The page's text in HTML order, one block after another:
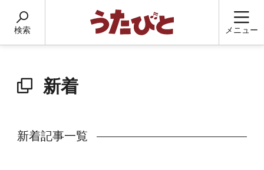
検索 メニュー
新着
新着記事一覧